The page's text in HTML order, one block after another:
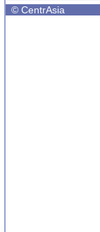
© CentrAsia